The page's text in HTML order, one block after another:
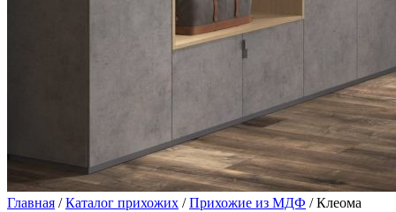
Главная /Каталог прихожих /Прихожие из МДФ / Клеома